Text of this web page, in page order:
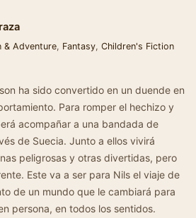
& Adventure, Fantasy, Children's Fiction
ha sido convertido en un duende en
Para romper el hechizo y
acompañar a una bandada de
de Suecia. Junto a ellos vivirá
peligrosas y otras divertidas, pero
Este va a ser para Nils el viaje de
de un mundo que le cambiará para
persona, en todos los sentidos.